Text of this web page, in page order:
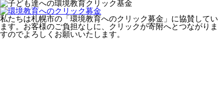
私たちは札幌市の「環境教育へのクリック募金」に協賛してい
ます。お客様のご負担なしに、クリックが寄附へとつながりま
すのでよろしくお願いいたします。